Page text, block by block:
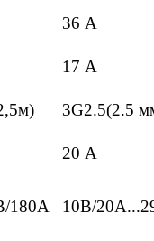
36 А
17 А
3G2.5(2.5
20 А
180А 10В/